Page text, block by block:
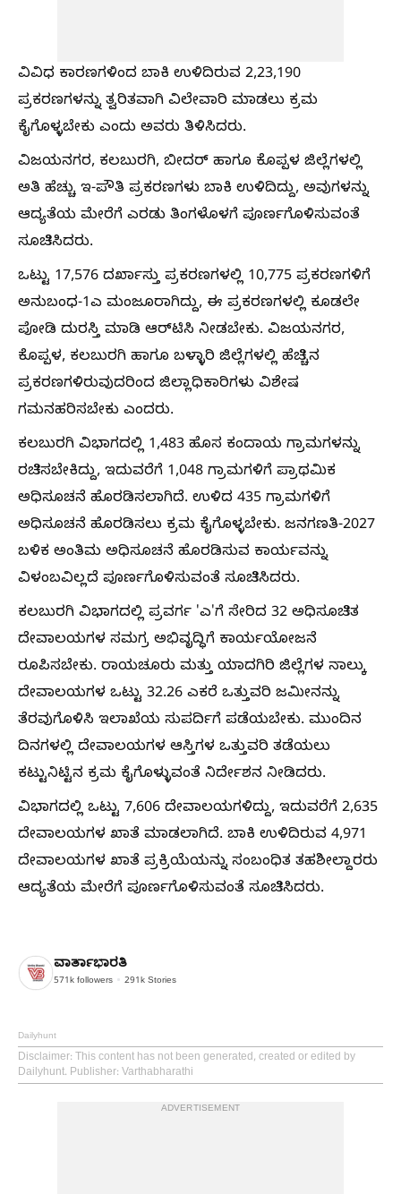
ವಿವಿಧ ಕಾರಣಗಳಿಂದ ಬಾಕಿ ಉಳಿದಿರುವ 2,23,190
ಪ್ರಕರಣಗಳನ್ನು ತ್ವರಿತವಾಗಿ ವಿಲೇವಾರಿ ಮಾಡಲು ಕ್ರಮ
ಕೈಗೊಳ್ಳಬೇಕು ಎಂದು ಅವರು ತಿಳಿಸಿದರು.
ವಿಜಯನಗರ, ಕಲಬುರಗಿ, ಬೀದರ್ ಹಾಗೂ ಕೊಪ್ಪಳ ಜಿಲ್ಲೆಗಳಲ್ಲಿ
ಅತಿ ಹೆಚ್ಚು ಇ-ಪೌತಿ ಪ್ರಕರಣಗಳು ಬಾಕಿ ಉಳಿದಿದ್ದು, ಅವುಗಳನ್ನು
ಆದ್ಯತೆಯ ಮೇರೆಗೆ ಎರಡು ತಿಂಗಳೊಳಗೆ ಪೂರ್ಣಗೊಳಿಸುವಂತೆ
ಸೂಚಿಸಿದರು.
ಒಟ್ಟು 17,576 ದರ್ಖಾಸ್ತು ಪ್ರಕರಣಗಳಲ್ಲಿ 10,775 ಪ್ರಕರಣಗಳಿಗೆ
ಅನುಬಂಧ-1ಎ ಮಂಜೂರಾಗಿದ್ದು, ಈ ಪ್ರಕರಣಗಳಲ್ಲಿ ಕೂಡಲೇ
ಪೋಡಿ ದುರಸ್ತಿ ಮಾಡಿ ಆರ್‌ಟಿಸಿ ನೀಡಬೇಕು. ವಿಜಯನಗರ,
ಕೊಪ್ಪಳ, ಕಲಬುರಗಿ ಹಾಗೂ ಬಳ್ಳಾರಿ ಜಿಲ್ಲೆಗಳಲ್ಲಿ ಹೆಚ್ಚಿನ
ಪ್ರಕರಣಗಳಿರುವುದರಿಂದ ಜಿಲ್ಲಾಧಿಕಾರಿಗಳು ವಿಶೇಷ
ಗಮನಹರಿಸಬೇಕು ಎಂದರು.
ಕಲಬುರಗಿ ವಿಭಾಗದಲ್ಲಿ 1,483 ಹೊಸ ಕಂದಾಯ ಗ್ರಾಮಗಳನ್ನು
ರಚಿಸಬೇಕಿದ್ದು, ಇದುವರೆಗೆ 1,048 ಗ್ರಾಮಗಳಿಗೆ ಪ್ರಾಥಮಿಕ
ಅಧಿಸೂಚನೆ ಹೊರಡಿಸಲಾಗಿದೆ. ಉಳಿದ 435 ಗ್ರಾಮಗಳಿಗೆ
ಅಧಿಸೂಚನೆ ಹೊರಡಿಸಲು ಕ್ರಮ ಕೈಗೊಳ್ಳಬೇಕು. ಜನಗಣತಿ-2027
ಬಳಿಕ ಅಂತಿಮ ಅಧಿಸೂಚನೆ ಹೊರಡಿಸುವ ಕಾರ್ಯವನ್ನು
ವಿಳಂಬವಿಲ್ಲದೆ ಪೂರ್ಣಗೊಳಿಸುವಂತೆ ಸೂಚಿಸಿದರು.
ಕಲಬುರಗಿ ವಿಭಾಗದಲ್ಲಿ ಪ್ರವರ್ಗ 'ಎ'ಗೆ ಸೇರಿದ 32 ಅಧಿಸೂಚಿತ
ದೇವಾಲಯಗಳ ಸಮಗ್ರ ಅಭಿವೃದ್ಧಿಗೆ ಕಾರ್ಯಯೋಜನೆ
ರೂಪಿಸಬೇಕು. ರಾಯಚೂರು ಮತ್ತು ಯಾದಗಿರಿ ಜಿಲ್ಲೆಗಳ ನಾಲ್ಕು
ದೇವಾಲಯಗಳ ಒಟ್ಟು 32.26 ಎಕರೆ ಒತ್ತುವರಿ ಜಮೀನನ್ನು
ತೆರವುಗೊಳಿಸಿ ಇಲಾಖೆಯ ಸುಪರ್ದಿಗೆ ಪಡೆಯಬೇಕು. ಮುಂದಿನ
ದಿನಗಳಲ್ಲಿ ದೇವಾಲಯಗಳ ಆಸ್ತಿಗಳ ಒತ್ತುವರಿ ತಡೆಯಲು
ಕಟ್ಟುನಿಟ್ಟಿನ ಕ್ರಮ ಕೈಗೊಳ್ಳುವಂತೆ ನಿರ್ದೇಶನ ನೀಡಿದರು.
ವಿಭಾಗದಲ್ಲಿ ಒಟ್ಟು 7,606 ದೇವಾಲಯಗಳಿದ್ದು, ಇದುವರೆಗೆ 2,635
ದೇವಾಲಯಗಳ ಖಾತೆ ಮಾಡಲಾಗಿದೆ. ಬಾಕಿ ಉಳಿದಿರುವ 4,971
ದೇವಾಲಯಗಳ ಖಾತೆ ಪ್ರಕ್ರಿಯೆಯನ್ನು ಸಂಬಂಧಿತ ತಹಶೀಲ್ದಾರರು
ಆದ್ಯತೆಯ ಮೇರೆಗೆ ಪೂರ್ಣಗೊಳಿಸುವಂತೆ ಸೂಚಿಸಿದರು.
ವಾರ್ತಾಭಾರತಿ
571k followers 291k Stories
Dailyhunt
Disclaimer: This content has not been generated, created or edited by
Dailyhunt. Publisher: Varthabharathi
ADVERTISEMENT